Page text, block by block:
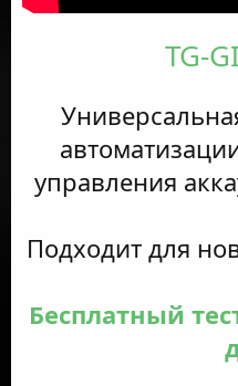
TG-
управления
Подходит для
Бесплатный